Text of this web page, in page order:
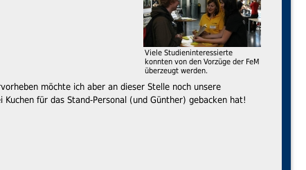
Viele Studieninteressierte
konnten von den Vorzüge der FeM
überzeugt werden.
möchte ich aber an dieser Stelle noch unsere
für das Stand-Personal (und Günther) gebacken hat!